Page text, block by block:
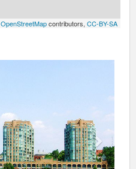
OpenStreetMapcontributors, CC-BY-SA